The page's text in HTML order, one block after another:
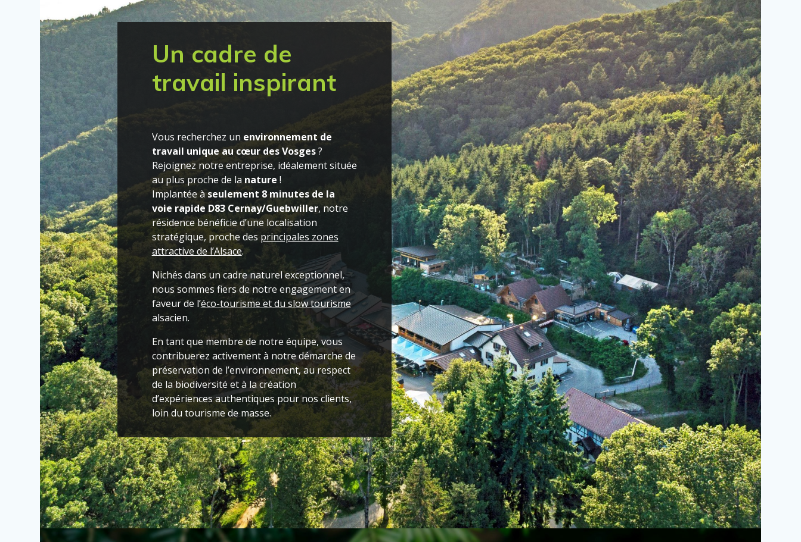
Un cadre de
travail inspirant
Vous recherchez un environnement de
travail unique au cœur des Vosges?
Rejoignez notre entreprise, idéalement située
au plus proche de la nature !
Implantée à seulement 8 minutes de la
voie rapide D83 Cernay/Guebwiller, notre
résidence bénéficie d’une localisation
stratégique, proche des principales zones
attractive de l’Alsace.
Nichés dans un cadre naturel exceptionnel,
nous sommes fiers de notre engagement en
faveur de l’éco-tourisme et du slow tourisme
alsacien.
En tant que membre de notre équipe, vous
contribuerez activement à notre démarche de
préservation de l’environnement, au respect
de la biodiversité et à la création
d’expériences authentiques pour nos clients,
loin du tourisme de masse.